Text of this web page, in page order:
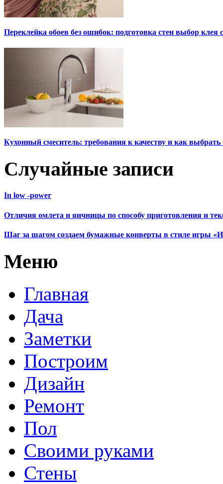
Переклейка обоев без ошибок: подготовка стен выбор клея
Кухонный смеситель: требования к качеству и как
Случайные записи
In low -power
Отличия омлета и яичницы по способу приготовления и
Шаг за шагом создаем бумажные конверты в стиле игры
Меню
Главная
Дача
Заметки
Построим
Дизайн
Ремонт
Пол
Своими руками
Стены